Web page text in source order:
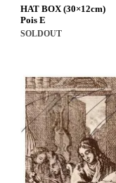
HAT BOX (30×12cm)
Pois E
SOLDOUT